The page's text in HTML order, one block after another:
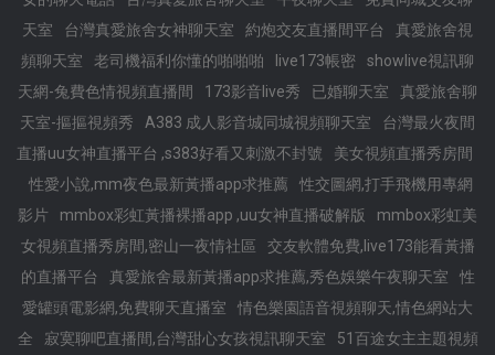
天室
台灣真愛旅舍女神聊天室 約炮交友直播間平台
真愛旅舍視
頻聊天室
老司機福利你懂的啪啪啪 live173帳密
showlive視訊聊
天網-兔費色情視頻直播間
173影音live秀 已婚聊天室
真愛旅舍聊
天室-摳摳視頻秀
A383 成人影音城同城視頻聊天室
台灣最火夜間
直播uu女神直播平台 ,s383好看又刺激不封號
美女視頻直播秀房間
性愛小說,mm夜色最新黃播app求推薦
性交圖網,打手飛機用專網
影片
mmbox彩虹黃播裸播app ,uu女神直播破解版
mmbox彩虹美
女視頻直播秀房間,密山一夜情社區
交友軟體免費,live173能看黃播
的直播平台
真愛旅舍最新黃播app求推薦,秀色娛樂午夜聊天室
性
愛罐頭電影網,免費聊天直播室
情色樂園語音視頻聊天,情色網站大
全
寂寞聊吧直播間,台灣甜心女孩視訊聊天室 51百途女主主題視頻